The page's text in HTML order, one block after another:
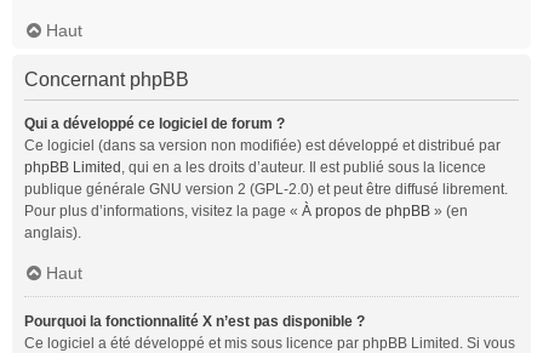
Haut
Concernant phpBB
Qui a développé ce logiciel de forum ?
Ce logiciel (dans sa version non modifiée) est développé et distribué par
phpBB Limited , qui en a les droits d’auteur. Il est publié sous la licence
publique générale GNU version 2 (GPL-2.0) et peut être diffusé librement.
Pour plus d’informations, visitez la page « À propos de phpBB » (en
anglais).
Haut
Pourquoi la fonctionnalité X n’est pas disponible ?
Ce logiciel a été développé et mis sous licence par phpBB Limited. Si vous